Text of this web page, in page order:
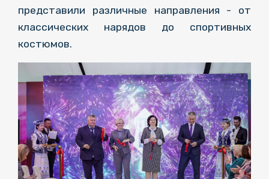
представили различные направления - от
классических нарядов до спортивных
костюмов.